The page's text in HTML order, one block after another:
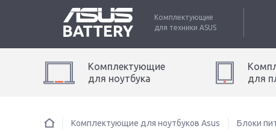
Комплектующие
для техники ASUS
Комплектующие
для ноутбука
для
Комплектующие для ноутбуков Asus Блоки